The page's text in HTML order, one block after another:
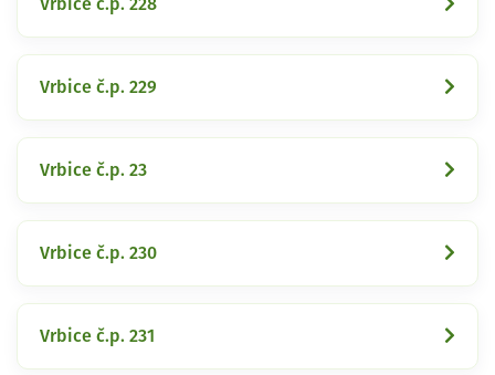
Vrbice č.p. 228
Vrbice č.p. 229
Vrbice č.p. 23
Vrbice č.p. 230
Vrbice č.p. 231